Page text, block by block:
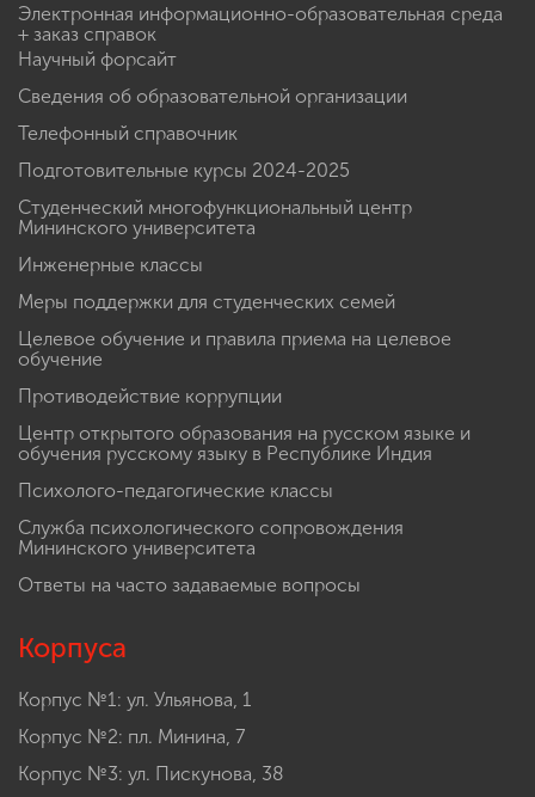
Электронная информационно-образовательная среда
+ заказ справок
Научный форсайт
Сведения об образовательной организации
Телефонный справочник
Подготовительные курсы 2024-2025
Студенческий многофункциональный центр
Мининского университета
Инженерные классы
Меры поддержки для студенческих семей
Целевое обучение и правила приема на целевое
обучение
Противодействие коррупции
Центр открытого образования на русском языке и
обучения русскому языку в Республике Индия
Психолого-педагогические классы
Служба психологического сопровождения
Мининского университета
Ответы на часто задаваемые вопросы
Корпуса
Корпус №1: ул. Ульянова, 1
Корпус №2: пл. Минина, 7
Корпус №3: ул. Пискунова, 38